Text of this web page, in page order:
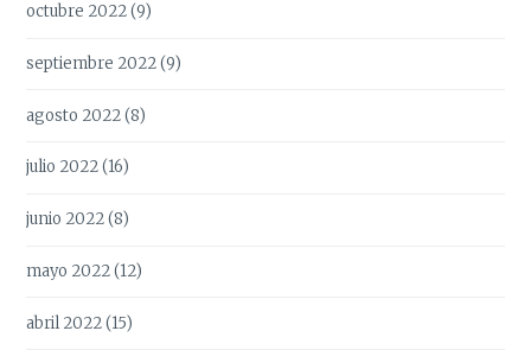
octubre 2022(9)
septiembre 2022(9)
agosto 2022(8)
julio 2022(16)
junio 2022(8)
mayo 2022(12)
abril 2022(15)